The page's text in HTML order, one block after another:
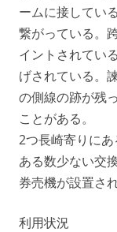
ームに接してい
繋がっている。
イントされてい
げされている。
の側線の跡が残
ことがある。
2つ長崎寄りに
ある数少ない交
券売機が設置さ
利用状況